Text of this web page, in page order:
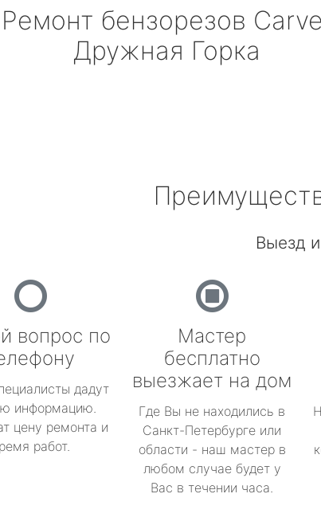
Ремонт бензорезов
Дружная Горка
Выезд
вопрос по
дадут
информацию.
цену ремонта и
работ.
Мастер
бесплатно
выезжает на дом
Где Вы не находились в
Санкт-Петербурге или
области - наш мастер в
любом случае будет у
Вас в течении часа.